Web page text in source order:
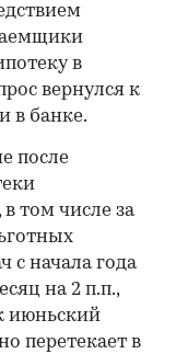
в
вернулся к
в банке.
после
том числе за
с начала года
на 2 п.п.,
июньский
перетекает в